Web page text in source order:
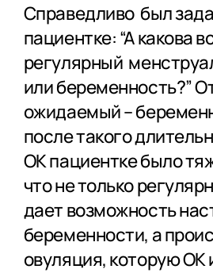
Справедливо был
пациентке: “А какова
регулярный
или беременность?”
ожидаемый –
после такого
ОК пациентке было
что не только
дает возможность
беременности, а
овуляция, которую ОК